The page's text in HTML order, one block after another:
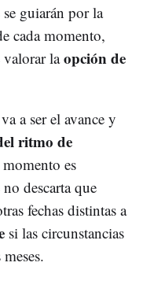
guiarán por la
cada momento,
valorar laopción de
a ser el avance y
ritmo de
es
descarta que
fechas distintas a
si las circunstancias